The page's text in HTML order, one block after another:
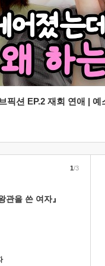
픽션 EP.2 재회 연애 | 예
관을 쓴 여자』
1/3